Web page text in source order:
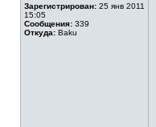
Зарегистрирован: 25 янв 2011
15:05
Сообщения: 339
Откуда: Baku